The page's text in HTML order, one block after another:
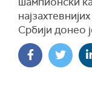
Србији донео